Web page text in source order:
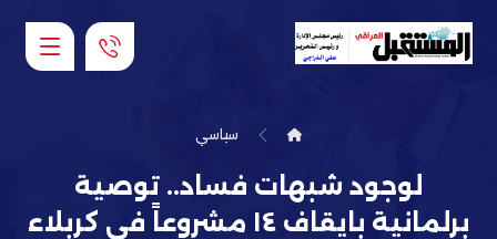
سياسي
لوجود شبهات فساد.. توصية
برلمانية بايقاف ١٤ مشروعاً في كربلاء